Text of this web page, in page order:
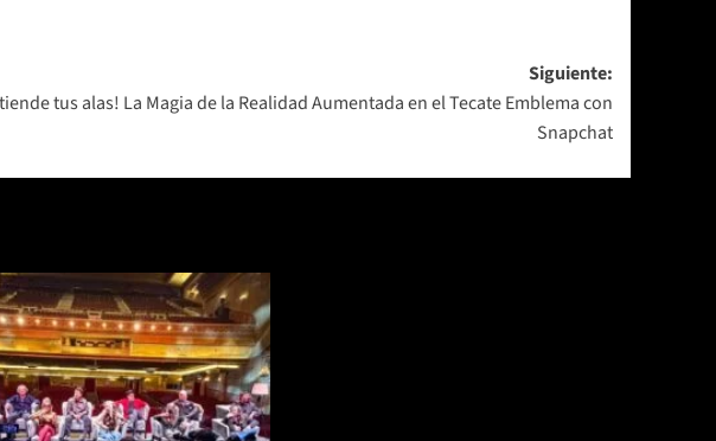
Siguiente:
tus alas! La Magia de la Realidad Aumentada en el Tecate Emblema con
Snapchat